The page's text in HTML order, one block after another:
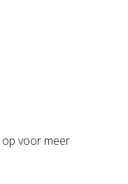
op voor meer